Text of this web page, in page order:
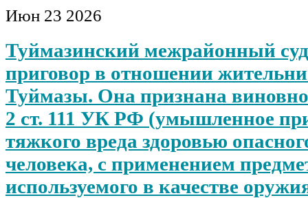
Июн 23 2026
Туймазинский межрайонный
приговор в отношении
Туймазы. Она признана
2 ст. 111 УК РФ (умышленное
тяжкого вреда здоровью
человека, с применением
используемого в качестве